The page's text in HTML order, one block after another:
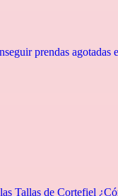
prendas agotadas
Tallas de Cortefiel